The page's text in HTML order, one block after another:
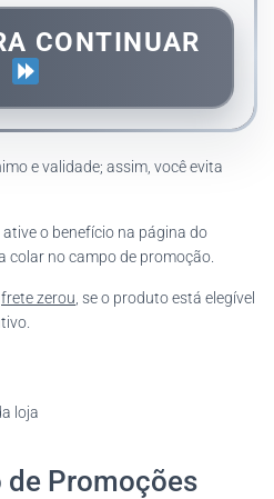
CONTINUAR
e validade; assim, você evita
o benefício na página do
colar no campo de promoção.
frete zerou , se o produto está elegível
loja
Promoções